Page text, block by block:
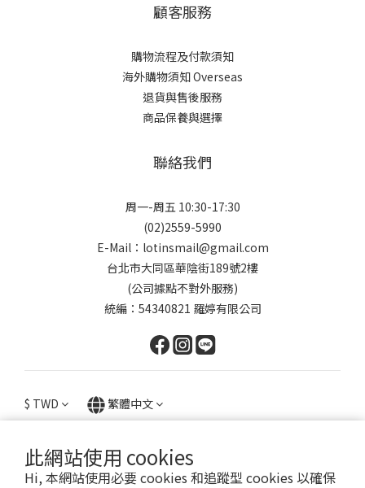
此網站使用 cookies
Hi, 本網站使用必要 cookies 和追蹤型 cookies 以確保
顧客服務
購物流程及付款須知
海外購物須知 Overseas
退貨與售後服務
商品保養與選擇
聯絡我們
周一-周五 10:30-17:30
(02)2559-5990
E-Mail：lotinsmail@gmail.com
台北市大同區華陰街189號2樓
(公司據點不對外服務)
統編：54340821 羅婷有限公司
$ TWD 繁體中文